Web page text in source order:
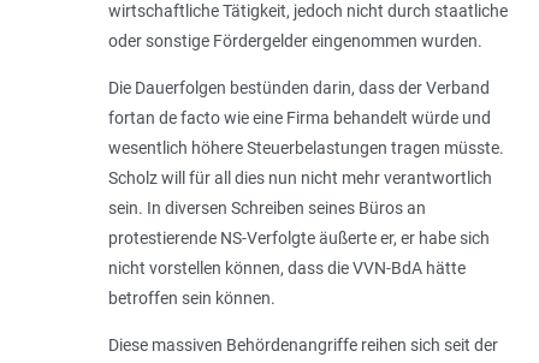
wirtschaftliche Tätigkeit, jedoch nicht durch staatliche
oder sonstige Fördergelder eingenommen wurden.
Die Dauerfolgen bestünden darin, dass der Verband
fortan de facto wie eine Firma behandelt würde und
wesentlich höhere Steuerbelastungen tragen müsste.
Scholz will für all dies nun nicht mehr verantwortlich
sein. In diversen Schreiben seines Büros an
protestierende NS-Verfolgte äußerte er, er habe sich
nicht vorstellen können, dass die VVN-BdA hätte
betroffen sein können.
Diese massiven Behördenangriffe reihen sich seit der